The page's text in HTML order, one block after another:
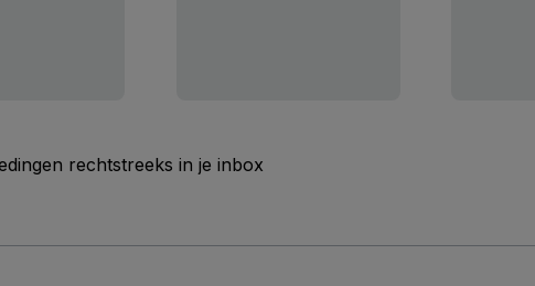
rechtstreeks in je inbox